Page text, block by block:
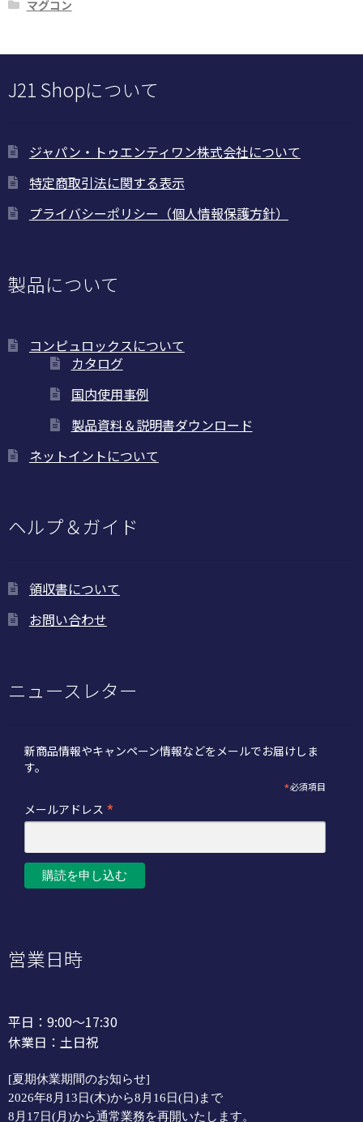
マグコン
J21 Shopについて
ジャパン・トゥエンティワン株式会社について
特定商取引法に関する表示
プライバシーポリシー（個人情報保護方針）
製品について
コンピュロックスについて
カタログ
国内使用事例
製品資料＆説明書ダウンロード
ネットイントについて
ヘルプ＆ガイド
領収書について
お問い合わせ
ニュースレター
新商品情報やキャンペーン情報などをメールでお届けしま
す。
*必須項目
メールアドレス *
営業日時
平日：9:00～17:30
休業日：土日祝
[夏期休業期間のお知らせ]
2026年8月13日(木)から8月16日(日)まで
8月17日(月)から通常業務を再開いたします。